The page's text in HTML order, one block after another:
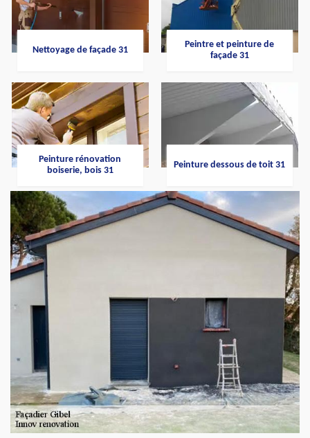
Nettoyage de façade 31
Peintre et peinture de
façade 31
Peinture rénovation
boiserie, bois 31
Peinture dessous de toit 31